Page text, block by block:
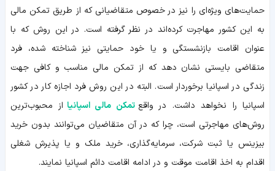
حمایت‌های ویژه‌ای را نیز در خصوص متقاضیانی که از طریق تمکن مالی
به این کشور مهاجرت کرده‌اند در نظر گرفته است. در این روش که با
عنوان اقامت بازنشستگی و یا خود حمایتی نیز شناخته شده، فرد
متقاضی بایستی نشان دهد که از تمکن مالی مناسب و کافی جهت
زندگی در اسپانیا برخوردار است. البته در این روش فرد اجازه کار در کشور
اسپانیا را نخواهد داشت. در واقعتمکن مالی اسپانیا از محبوب‌ترین
روش‌های مهاجرتی است، چرا که در آن متقاضیان می‌توانند بدون خرید
بیزینس یا ثبت شرکت، سرمایه‌گذاری، خرید ملک و یا پذیرش شغلی
اقدام به اخذ اقامت موقت و در ادامه اقامت دائم اسپانیا نمایند.